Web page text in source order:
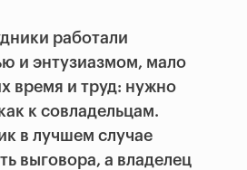
работали
и энтузиазмом, мало
время и труд: нужно
к совладельцам.
в лучшем случае
выговора, а владелец